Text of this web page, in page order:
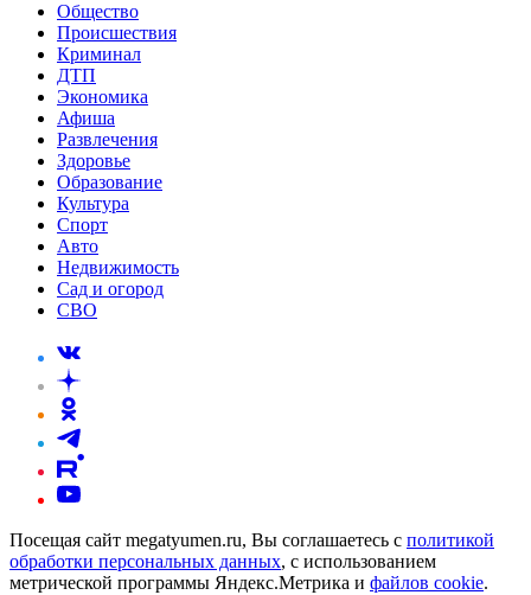
Общество
Происшествия
Криминал
ДТП
Экономика
Афиша
Развлечения
Здоровье
Образование
Культура
Спорт
Авто
Недвижимость
Сад и огород
СВО
Посещая сайт megatyumen.ru, Вы соглашаетесь с политикой
обработки персональных данных, с использованием
метрической программы Яндекс.Метрика и файлов cookie.